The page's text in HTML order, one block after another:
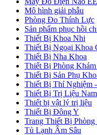
Mô hình giải phẫu
Phòng Đo Thính Lực
Sản phẩm phục hồi
Thiết Bị Khoa Nhi
Thiết Bị Ngoại Khoa
Thiết Bị Nha Khoa
Thiết Bị Phòng
Thiết Bị Sản Phụ
Thiết Bị Thí Nghiệm
Thiết Bị Trị Liệu
Thiết bị vật lý trị liệu
Thiết Bị Đông Y
Trang Thiết Bị
Tủ Lạnh Âm Sâu